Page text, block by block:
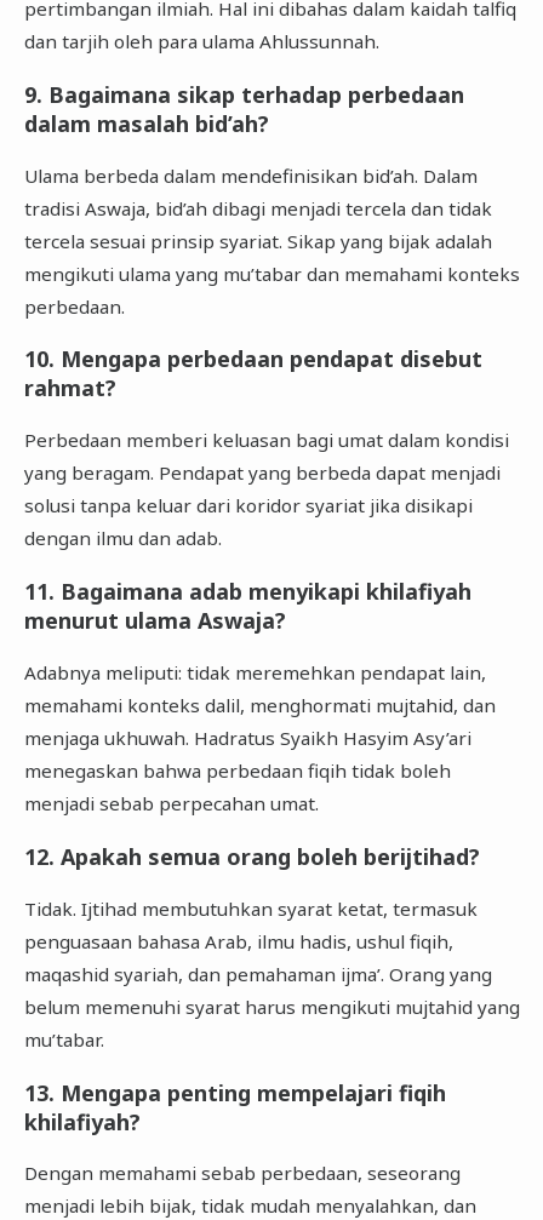
pertimbangan ilmiah. Hal ini dibahas dalam kaidah talfiq
dan tarjih oleh para ulama Ahlussunnah.
9. Bagaimana sikap terhadap perbedaan
dalam masalah bid’ah?
Ulama berbeda dalam mendefinisikan bid’ah. Dalam
tradisi Aswaja, bid’ah dibagi menjadi tercela dan tidak
tercela sesuai prinsip syariat. Sikap yang bijak adalah
mengikuti ulama yang mu’tabar dan memahami konteks
perbedaan.
10. Mengapa perbedaan pendapat disebut
rahmat?
Perbedaan memberi keluasan bagi umat dalam kondisi
yang beragam. Pendapat yang berbeda dapat menjadi
solusi tanpa keluar dari koridor syariat jika disikapi
dengan ilmu dan adab.
11. Bagaimana adab menyikapi khilafiyah
menurut ulama Aswaja?
Adabnya meliputi: tidak meremehkan pendapat lain,
memahami konteks dalil, menghormati mujtahid, dan
menjaga ukhuwah. Hadratus Syaikh Hasyim Asy’ari
menegaskan bahwa perbedaan fiqih tidak boleh
menjadi sebab perpecahan umat.
12. Apakah semua orang boleh berijtihad?
Tidak. Ijtihad membutuhkan syarat ketat, termasuk
penguasaan bahasa Arab, ilmu hadis, ushul fiqih,
maqashid syariah, dan pemahaman ijma’. Orang yang
belum memenuhi syarat harus mengikuti mujtahid yang
mu’tabar.
13. Mengapa penting mempelajari fiqih
khilafiyah?
Dengan memahami sebab perbedaan, seseorang
menjadi lebih bijak, tidak mudah menyalahkan, dan